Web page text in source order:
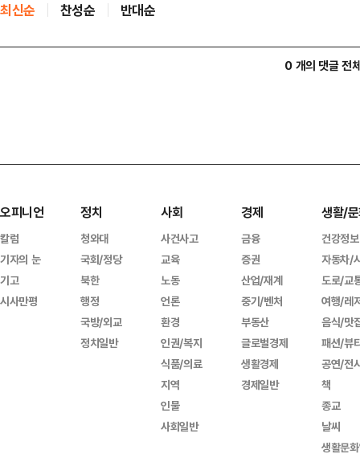
최신순 찬성순 반대순
0 개의 댓글 전
오피니언
칼럼
기자의 눈
기고
시사만평
정치
청와대
국회/정당
북한
행정
국방/외교
정치일반
사회
사건사고
교육
노동
언론
환경
인권/복지
식품/의료
지역
인물
사회일반
경제
금융
증권
산업/재계
중기/벤처
부동산
글로벌경제
생활경제
경제일반
생활/
건강정보
자동차/
도로/교
여행/레
음식/맛
패션/뷰
공연/전
책
종교
날씨
생활문